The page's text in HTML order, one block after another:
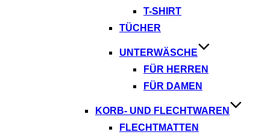
T-SHIRT
TÜCHER
UNTERWÄSCHE
FÜR HERREN
FÜR DAMEN
KORB- UND FLECHTWAREN
FLECHTMATTEN